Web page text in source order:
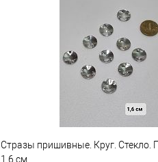
Стразы пришивные. Круг. Стекло.
1,6 см.